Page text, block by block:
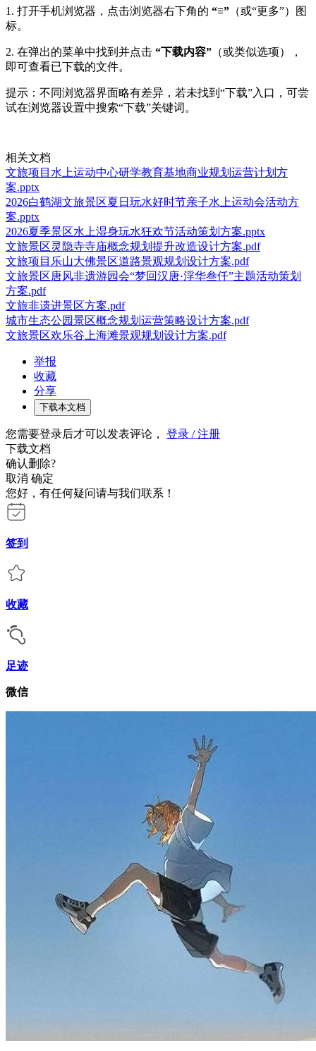
1. 打开手机浏览器，点击浏览器右下角的 “≡” （或“更多”）图
标。
2. 在弹出的菜单中找到并点击 “下载内容” （或类似选项），
即可查看已下载的文件。
提示：不同浏览器界面略有差异，若未找到“下载”入口，可尝
试在浏览器设置中搜索“下载”关键词。
相关文档
文旅项目水上运动中心研学教育基地商业规划运营计划方
案.pptx
2026白鹤湖文旅景区夏日玩水好时节亲子水上运动会活动方
案.pptx
2026夏季景区水上湿身玩水狂欢节活动策划方案.pptx
文旅景区灵隐寺寺庙概念规划提升改造设计方案.pdf
文旅项目乐山大佛景区道路景观规划设计方案.pdf
文旅景区唐风非遗游园会“梦回汉唐·浮华叁仟”主题活动策划
方案.pdf
文旅非遗进景区方案.pdf
城市生态公园景区概念规划运营策略设计方案.pdf
文旅景区欢乐谷上海滩景观规划设计方案.pdf
举报
收藏
分享
下载本文档
您需要登录后才可以发表评论， 登录 / 注册
下载文档
确认删除?
取消 确定
您好，有任何疑问请与我们联系！
签到
收藏
足迹
微信